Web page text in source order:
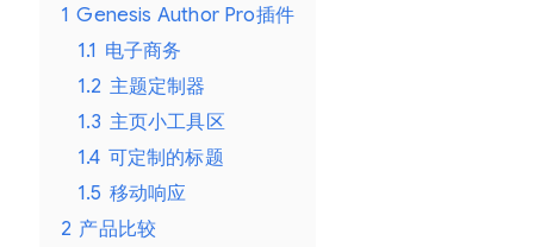
1 Genesis Author Pro插件
1.1 电子商务
1.2 主题定制器
1.3 主页小工具区
1.4 可定制的标题
1.5 移动响应
2 产品比较